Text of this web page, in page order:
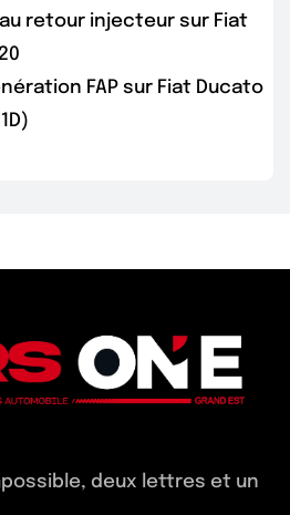
retour injecteur sur Fiat
FAP sur Fiat Ducato
deux lettres et un